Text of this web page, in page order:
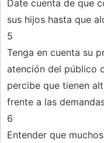
Date cuenta de que
sus hijos hasta que
5
Tenga en cuenta su
atención del público
percibe que tienen
frente a las
6
Entender que